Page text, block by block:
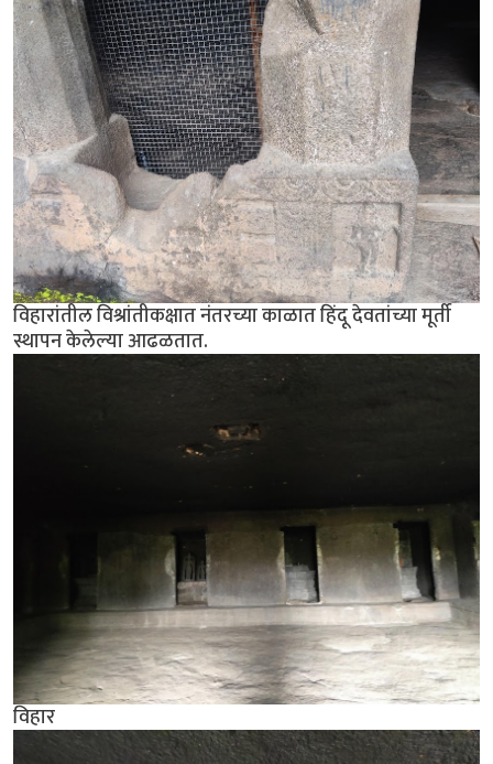
विहारांतील विश्रांतीकक्षात नंतरच्या काळात हिंदू देवतांच्या मूर्ती
स्थापन केलेल्या आढळतात.
विहार